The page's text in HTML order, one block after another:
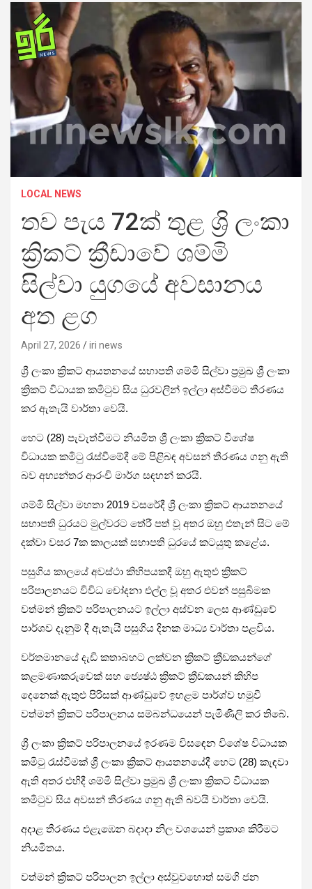
LOCAL NEWS
තව පැය 72ක් තුළ ශ්‍රි ලංකා
ක්‍රිකට් ක්‍රීඩාවේ ශම්මි
සිල්වා යුගයේ අවසානය
අත ළග
April 27, 2026 iri news
ශ්‍රී ලංකා ක්‍රිකට් ආයතනයේ සභාපති ශම්මි සිල්වා ප්‍රමුඛ ශ්‍රී ලංකා
ක්‍රිකට් විධායක කමිටුව සිය ධුරවලින් ඉල්ලා අස්වීමට තීරණය
කර ඇතැයි වාර්තා වෙයි.
හෙට (28) පැවැත්වීමට නියමිත ශ්‍රී ලංකා ක්‍රිකට් විශේෂ
විධායක කමිටු රැස්වීමේදී මේ පිළිබ ඳ අවසන් තීරණය ගනු ඇති
බව අභ්‍යන්තර ආරංචි මාර්ග සඳහන් කරයි.
ශම්මි සිල්වා මහතා 2019 වසරේදී ශ්‍රී ලංකා ක්‍රිකට් ආයතනයේ
සභාපති ධුරයට මුල්වරට තේරී පත් වූ අතර ඔහු එතැන් සිට මේ
දක්වා වසර 7ක කාලයක් සභාපති ධුරයේ කටයුතු කළේය.
පසුගිය කාලයේ අවස්ථා කිහිපයකදී ඔහු ඇතුළු ක්‍රිකට්
පරිපාලනයට විවිධ චෝදනා එල්ල වූ අතර එවන් පසුබිමක
වත්මන් ක්‍රිකට් පරිපාලනයට ඉල්ලා අස්වන ලෙස ආණ්ඩුවේ
පාර්ශව දැනුම් දී ඇතැයි පසුගිය දිනක මාධ්‍ය වාර්තා පළවිය.
වර්තමානයේ දැඩි කතාබහට ලක්වන ක්‍රිකට් ක්‍රීඩකයන්ගේ
කළමණාකරුවෙක් සහ ජ්‍යෙෂ්ඨ ක්‍රිකට් ක්‍රීඩකයන් කිහිප
දෙනෙක් ඇතුළු පිරිසක් ආණ්ඩුවේ ඉහළම පාර්ශ්ව හමුවී
වත්මන් ක්‍රිකට් පරිපාලනය සම්බන්ධයෙන් පැමිණිලි කර තිබේ.
ශ්‍රී ලංකා ක්‍රිකට් පරිපාලනයේ ඉරණම විසඳෙන විශේෂ විධායක
කමිටු රැස්වීමක් ශ්‍රී ලංකා ක්‍රිකට් ආයතනයේදී හෙට (28) කැඳවා
ඇති අතර එහිදී ශම්මි සිල්වා ප්‍රමුඛ ශ්‍රී ලංකා ක්‍රිකට් විධායක
කමිටුව සිය අවසන් තීරණය ගනු ඇති බවයි වාර්තා වෙයි.
අදාළ තීරණය එළැඹෙන බදාදා නිල වශයෙන් ප්‍රකාශ කිරීමට
නියමිතය.
වත්මන් ක්‍රිකට් පරිපාලන ඉල්ලා අස්වුවහොත් සමගි ජන